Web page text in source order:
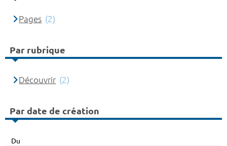
Pages (2)
Par rubrique
Découvrir (2)
Par date de création
Du